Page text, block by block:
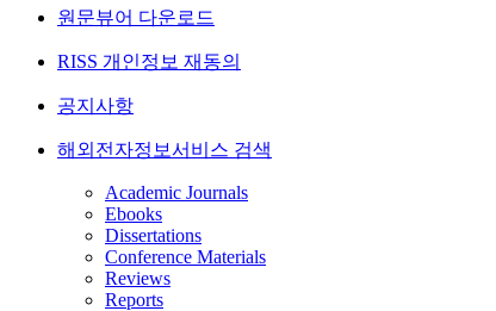
원문뷰어 다운로드
RISS 개인정보 재동의
공지사항
해외전자정보서비스 검색
Academic Journals
Ebooks
Dissertations
Conference Materials
Reviews
Reports